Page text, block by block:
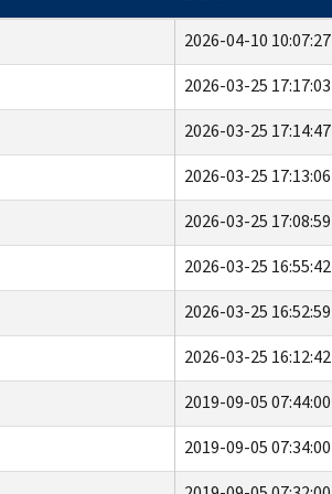
2026-04-10 10:07:27
2026-03-25 17:17:03
2026-03-25 17:14:47
2026-03-25 17:13:06
2026-03-25 17:08:59
2026-03-25 16:55:42
2026-03-25 16:52:59
2026-03-25 16:12:42
2019-09-05 07:44:00
2019-09-05 07:34:00